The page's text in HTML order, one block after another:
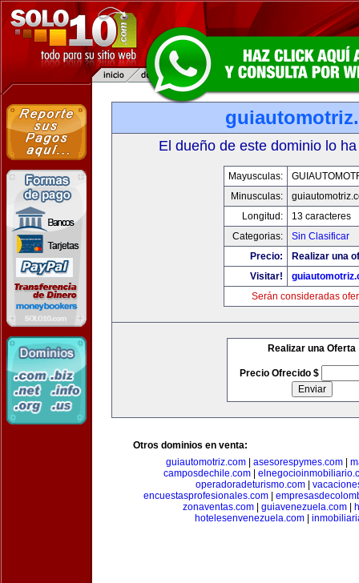
El dueño de este dominio lo
Mayusculas:
Minusculas:
Longitud:
13 caracteres
Categorias:
Sin Clasificar
Precio:
Realizar una
Visitar!
Serán consideradas
Realizar una Oferta
Precio Ofrecido $
Otros dominios en venta:
guiautomotriz.com
asesorespymes.com
camposdechile.com
operadoradeturismo.com
encuestasprofesionales.com|
zonaventas.com| guiavenezuela.com|
hotelesenvenezuela.com